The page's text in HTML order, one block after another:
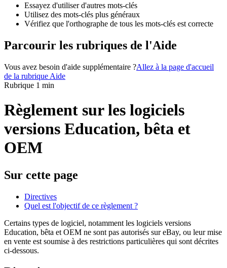
Essayez d'utiliser d'autres mots-clés
Utilisez des mots-clés plus généraux
Vérifiez que l'orthographe de tous les mots-clés est correcte
Parcourir les rubriques de l'Aide
Vous avez besoin d'aide supplémentaire ?Allez à la page d'accueil
de la rubrique Aide
Rubrique 1 min
Règlement sur les logiciels
versions Education, bêta et
OEM
Sur cette page
Directives
Quel est l'objectif de ce règlement ?
Certains types de logiciel, notamment les logiciels versions
Education, bêta et OEM ne sont pas autorisés sur eBay, ou leur mise
en vente est soumise à des restrictions particulières qui sont décrites
ci-dessous.